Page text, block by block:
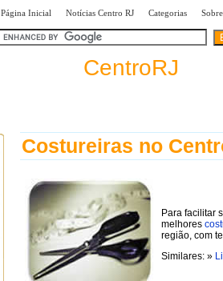
Página Inicial Notícias Centro RJ Categorias
CentroRJ
Costureiras no
Para facilitar
melhores
região, com
Similares: »